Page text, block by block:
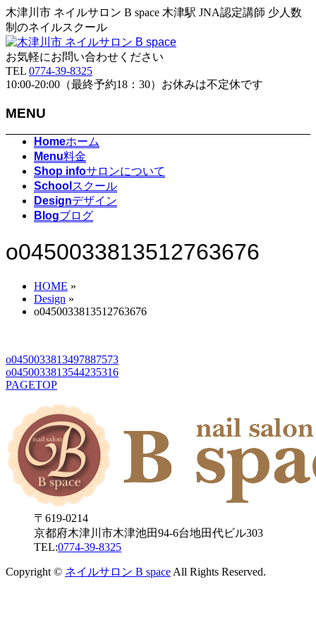
木津川市 ネイルサロン B space 木津駅 JNA認定講師 少人数
制のネイルスクール
お気軽にお問い合わせください
TEL 0774-39-8325
10:00-20:00（最終予約18：30）お休みは不定休です
MENU
Homeホーム
Menu料金
Shop infoサロンについて
School スクール
Designデザイン
Blogブログ
o0450033813512763676
HOME »
Design »
o0450033813512763676
o0450033813497887573
o0450033813544235316
PAGETOP
〒619-0214
京都府木津川市木津池田94-6台地田代ビル303
TEL:0774-39-8325
Copyright © ネイルサロン B space All Rights Reserved.